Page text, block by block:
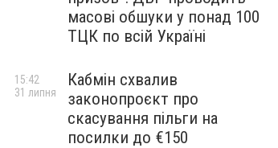
масові обшуки у понад 100
ТЦК по всій Україні
Кабмін схвалив
законопроєкт про
скасування пільги на
посилки до €150
15:42
31 липня